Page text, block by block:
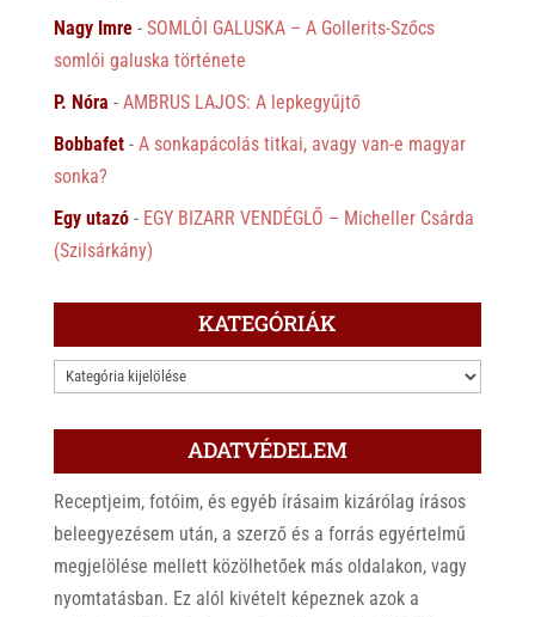
Nagy Imre- SOMLÓI GALUSKA – A Gollerits-Szőcs
somlói galuska története
P. Nóra - AMBRUS LAJOS: A lepkegyűjtő
Bobbafet- A sonkapácolás titkai, avagy van-e magyar
sonka?
Egy utazó- EGY BIZARR VENDÉGLŐ – Micheller Csárda
(Szilsárkány)
KATEGÓRIÁK
KATEGÓRIÁK
ADATVÉDELEM
Receptjeim, fotóim, és egyéb írásaim kizárólag írásos
beleegyezésem után, a szerző és a forrás egyértelmű
megjelölése mellett közölhetőek más oldalakon, vagy
nyomtatásban. Ez alól kivételt képeznek azok a